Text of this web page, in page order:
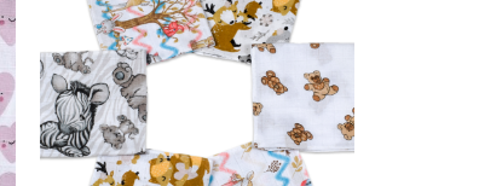
Dodaj u košaricu